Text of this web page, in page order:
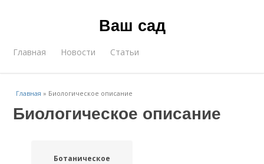
Ваш сад
Главная Новости Статьи
Главная » Биологическое описание
Биологическое описание
Ботаническое